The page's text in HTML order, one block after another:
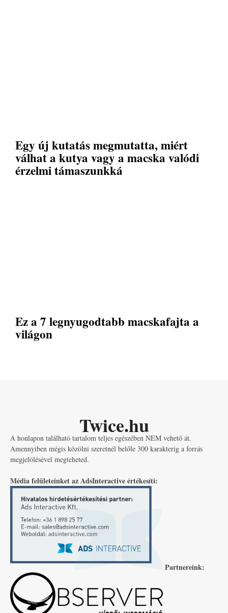
Egy új kutatás megmutatta, miért
válhat a kutya vagy a macska valódi
érzelmi támaszunkká
Ez a 7 legnyugodtabb macskafajta a
világon
Twice.hu
A honlapon található tartalom teljes egészében NEM vehető át.
Amennyiben mégis közölni szeretnél belőle 300 karakterig a forrás
megjelölésével megteheted.
Média felületeinket az AdsInteractive értékesíti:
Partnereink: